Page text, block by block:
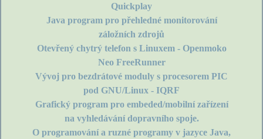
Quickplay
Java program pro přehledné monitorování
záložních zdrojů
Otevřený chytrý telefon s Linuxem - Openmoko
Neo FreeRunner
Vývoj pro bezdrátové moduly s procesorem PIC
pod GNU/Linux - IQRF
Grafický program pro embeded/mobilní zařízení
na vyhledávání dopravního spoje.
O programování a ruzné programy v jazyce Java,